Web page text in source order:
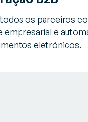
os parceiros
empresarial e
eletrónicos.